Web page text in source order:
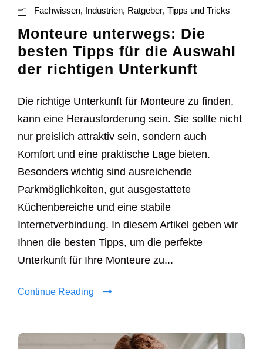
Fachwissen, Industrien, Ratgeber, Tipps und Tricks
Monteure unterwegs: Die
besten Tipps für die Auswahl
der richtigen Unterkunft
Die richtige Unterkunft für Monteure zu finden,
kann eine Herausforderung sein. Sie sollte nicht
nur preislich attraktiv sein, sondern auch
Komfort und eine praktische Lage bieten.
Besonders wichtig sind ausreichende
Parkmöglichkeiten, gut ausgestattete
Küchenbereiche und eine stabile
Internetverbindung. In diesem Artikel geben wir
Ihnen die besten Tipps, um die perfekte
Unterkunft für Ihre Monteure zu...
Continue Reading